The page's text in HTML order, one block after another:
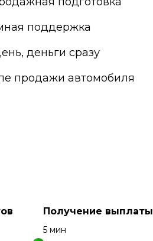
поддержка
деньги сразу
продажи автомобиля
Получение выплаты
5 мин